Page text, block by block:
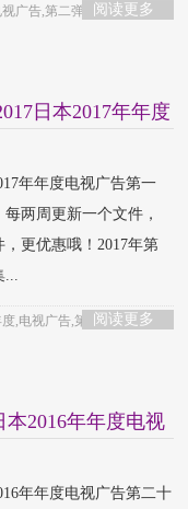
阅读更多
视广告,第二弹
日本2017年年度
年年度电视广告第一
两周更新一个文件，
更优惠哦！2017年第
...
阅读更多
度,电视广告,第一弹
本2016年年度电视
年年度电视广告第二十